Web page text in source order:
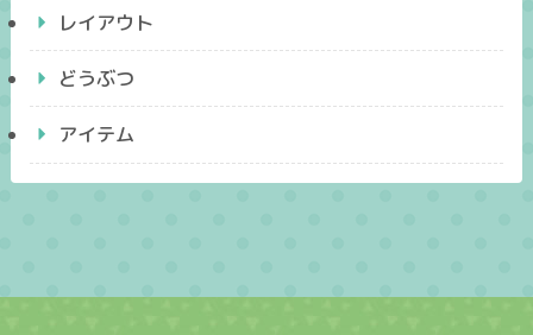
レイアウト
どうぶつ
アイテム